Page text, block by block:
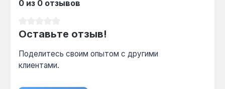
благодаря идентичным присоединительным
0 из 0 отзывов
Оставьте отзыв!
Поделитесь своим опытом с другими
клиентами.